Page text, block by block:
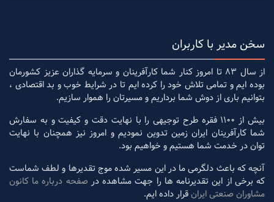
سخن مدیر با کاربران
از سال 83 تا امروز کنار شما کارآفرینان و سرمایه گذاران عزیز کشورمان
بوده ایم و تمامی تلاش خود را کرده ایم تا در شرایط خوب و بد اقتصادی ،
بتوانیم باری از دوش شما برداریم و مسیرتان را هموار سازیم.
بیش از 1100 فقره طرح توجیهی را با نهایت دقت و کیفیت و به سفارش
شما کارآفرینان ایران زمین تدوین نمودیم و امروز نیز همچنان با نهایت
توان در خدمت شما هستیم و خواهیم بود.
آنچه که باعث دلگرمی ما در این مسیر شده موج تقدیرها و لطف شماست
که برخی از این تقدیرنامه ها را جهت مشاهده در صفحه درباره ما کانون
مشاوران صنعتی ایرانقرار داده ایم.